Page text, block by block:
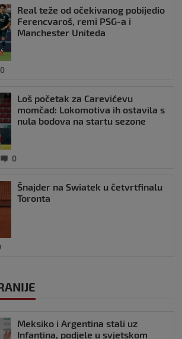
Real teže od očekivanog pobijedio
Ferencvaroš, remi PSG-a i
Manchester Uniteda
0
Loš početak za Carevićevu
momčad: Lokomotiva ih ostavila s
nula bodova na startu sezone
0
Šnajder na Swiatek u četvrtfinalu
Toronta
Meksiko i Argentina stali uz
Infantina, podjele u svjetskom